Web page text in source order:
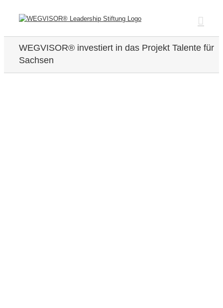
WEGVISOR® investiert in das Projekt Talente für
Sachsen